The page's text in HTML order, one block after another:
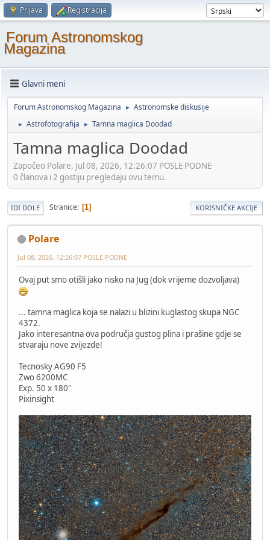
Prijava Registracija
Forum Astronomskog
Magazina
Glavni meni
Forum Astronomskog Magazina ► Astronomske diskusije
► Astrofotografija ► Tamna maglica Doodad
Tamna maglica Doodad
Započeo Polare, Jul 08, 2026, 12:26:07 POSLE PODNE
0 članova i 2 gostiju pregledaju ovu temu.
IDI DOLE Stranice 1 KORISNIČKE AKCIJE
Polare
Jul 08, 2026, 12:26:07 POSLE PODNE
Ovaj put smo otišli jako nisko na Jug (dok vrijeme dozvoljava)
... tamna maglica koja se nalazi u blizini kuglastog skupa NGC
4372.
Jako interesantna ova područja gustog plina i prašine gdje se
stvaraju nove zvijezde!
Tecnosky AG90 F5
Zwo 6200MC
Exp. 50 x 180''
Pixinsight